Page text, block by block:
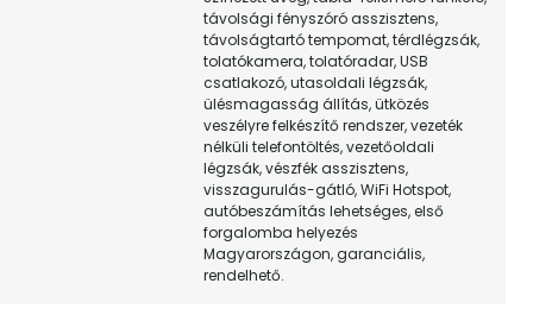
távolsági fényszóró asszisztens,
távolságtartó tempomat, térdlégzsák,
tolatókamera, tolatóradar, USB
csatlakozó, utasoldali légzsák,
ülésmagasság állítás, ütközés
veszélyre felkészítő rendszer, vezeték
nélküli telefontöltés, vezetőoldali
légzsák, vészfék asszisztens,
visszagurulás-gátló, WiFi Hotspot,
autóbeszámítás lehetséges, első
forgalomba helyezés
Magyarországon, garanciális,
rendelhető.